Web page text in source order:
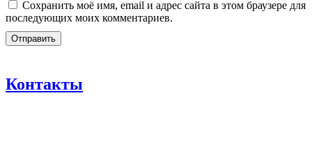
Сохранить моё имя, email и адрес сайта в этом браузере для
последующих моих комментариев.
Контакты